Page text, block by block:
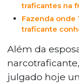
traficantes na
Fazenda onde
traficante
Além da
julgado hoje